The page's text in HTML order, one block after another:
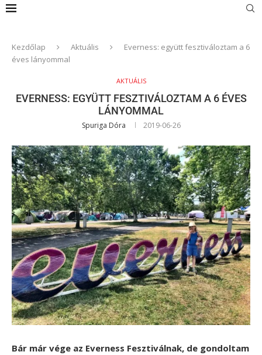
Kezdőlap Aktuális
Everness: együtt fesztiváloztam a 6
éves lányommal
AKTUÁLIS
EVERNESS: EGYÜTT FESZTIVÁLOZTAM A 6 ÉVES
LÁNYOMMAL
Spuriga Dóra 2019-06-26
Bár már vége az Everness Fesztiválnak, de gondoltam